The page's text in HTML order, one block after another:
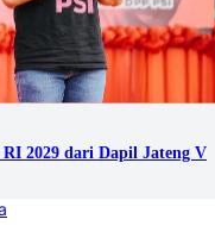
2029 dari Dapil Jateng V